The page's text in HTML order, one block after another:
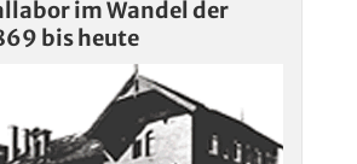
im Wandel der
bis heute